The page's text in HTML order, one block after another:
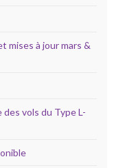
mises à jour mars &
vols du Type L-